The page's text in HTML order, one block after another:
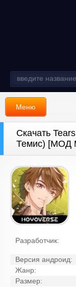
Меню
Скачать
Темис) [МОД
Разработчик:
Версия андроид:
Жанр:
Размер: